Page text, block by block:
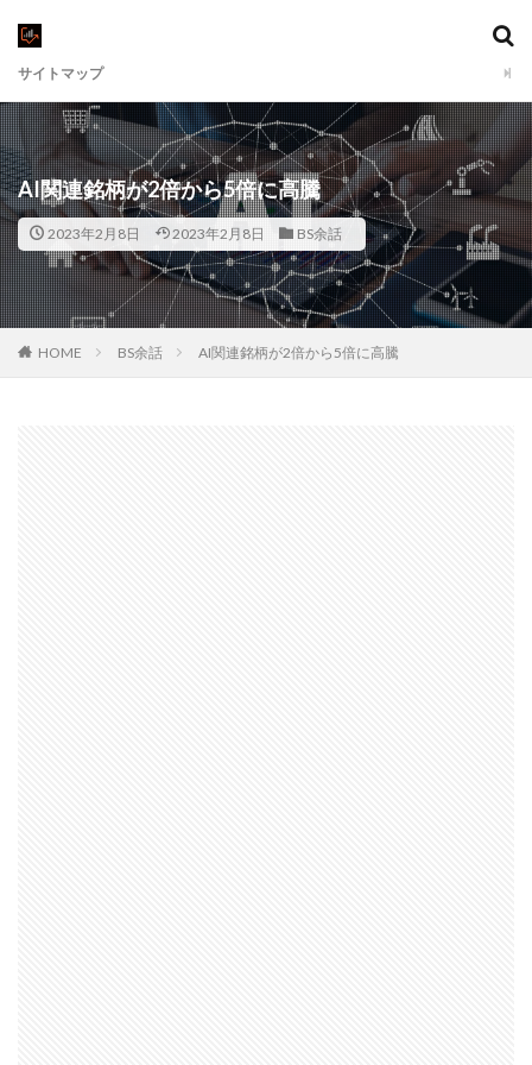
サイトマップ
AI関連銘柄が2倍から5倍に高騰
2023年2月8日 2023年2月8日 BS余話
HOME BS余話 AI関連銘柄が2倍から5倍に高騰